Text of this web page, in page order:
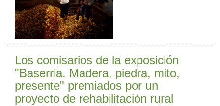
Los comisarios de la exposición
"Baserria. Madera, piedra, mito,
presente" premiados por un
proyecto de rehabilitación rural